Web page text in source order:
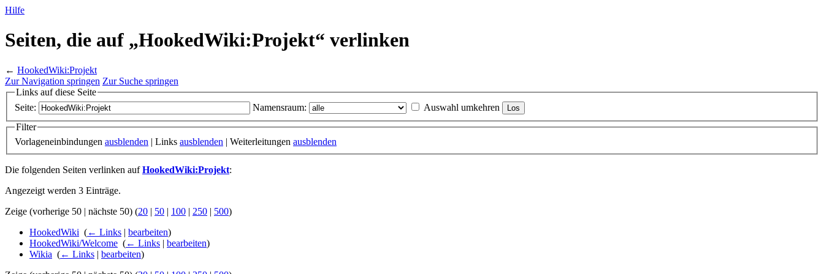
Hilfe
Seiten, die auf „HookedWiki:Projekt“ verlinken
← HookedWiki:Projekt
Zur Navigation springen Zur Suche springen
Links auf diese Seite
Seite:
Namensraum:
Auswahl umkehren
Filter
Vorlageneinbindungen ausblenden | Links ausblenden | Weiterleitungen ausblenden
Die folgenden Seiten verlinken aufHookedWiki:Projekt:
Angezeigt werden 3 Einträge.
Zeige (vorherige 50 | nächste 50) (20 | 50 | 100 | 250 | 500)
HookedWiki (← Links | bearbeiten)
HookedWiki/Welcome (← Links | bearbeiten)
Wikia (← Links | bearbeiten)